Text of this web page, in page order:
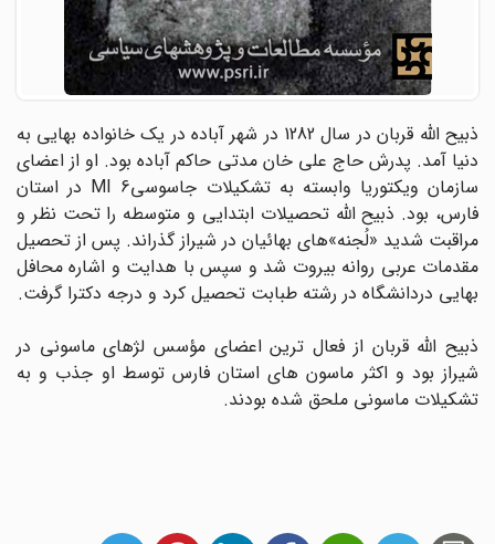
ذبیح الله قربان در سال 1282 در شهر آباده در یک خانواده بهایی به
دنیا آمد. پدرش حاج علی خان مدتی حاکم آباده بود. او از اعضای
سازمان ویکتوریا وابسته به تشکیلات جاسوسی6 MI در استان
فارس، بود. ذبیح الله تحصیلات ابتدایی و متوسطه را تحت نظر و
مراقبت شدید «لُجنه»های بهائیان در شیراز گذراند. پس از تحصیل
مقدمات عربی روانه بیروت شد و سپس با هدایت و اشاره محافل
بهایی دردانشگاه در رشته طبابت تحصیل کرد و درجه دکترا گرفت‌.
ذبیح الله قربان از فعال ترین اعضای مؤسس لژهای ماسونی در
شیراز بود و اکثر ماسون های استان فارس توسط او جذب و به
تشکیلات ماسونی ملحق شده بودند.